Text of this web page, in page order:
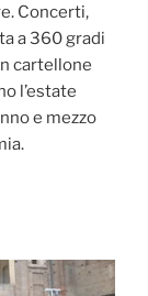
Concerti,
a 360 gradi
cartellone
l’estate
e mezzo